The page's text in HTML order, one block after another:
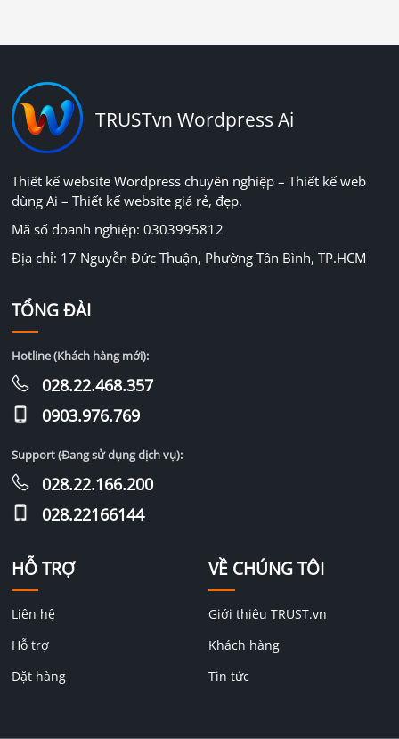
TRUSTvn Wordpress Ai
Thiết kế website Wordpress chuyên nghiệp – Thiết kế web
dùng Ai – Thiết kế website giá rẻ, đẹp.
Mã số doanh nghiệp: 0303995812
Địa chỉ: 17 Nguyễn Đức Thuận, Phường Tân Bình, TP.HCM
HỖ TRỢ
Liên hệ
Hỗ trợ
Đặt hàng
VỀ CHÚNG TÔI
Giới thiệu TRUST.vn
Khách hàng
Tin tức
TỔNG ĐÀI
Hotline (Khách hàng mới):
028.22.468.357
0903.976.769
Support (Đang sử dụng dịch vụ):
028.22.166.200
028.22166144